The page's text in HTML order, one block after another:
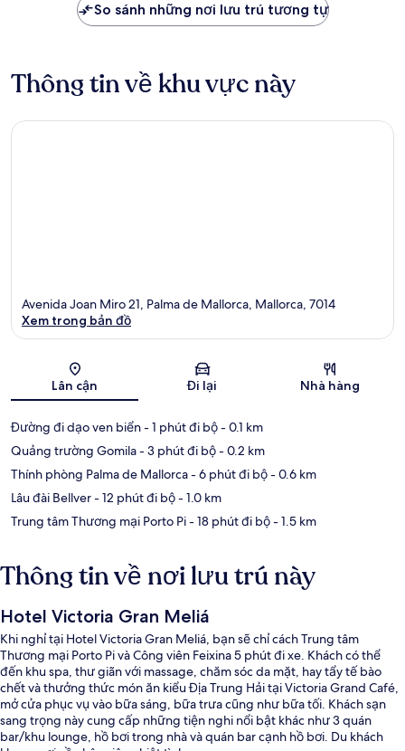
So sánh những nơi lưu trú tương tự
Thông tin về khu vực này
Bản đồ
Avenida Joan Miro 21, Palma de Mallorca, Mallorca, 7014
Xem trong bản đồ
Lân cận Đi lại Nhà hàng
Đường đi dạo ven biển- 1 phút đi bộ- 0.1 km
Quảng trường Gomila- 3 phút đi bộ- 0.2 km
Thính phòng Palma de Mallorca- 6 phút đi bộ- 0.6 km
Lâu đài Bellver- 12 phút đi bộ- 1.0 km
Trung tâm Thương mại Porto Pi- 18 phút đi bộ- 1.5 km
Thông tin về nơi lưu trú này
Hotel Victoria Gran Meliá
Khi nghỉ tại Hotel Victoria Gran Meliá, bạn sẽ chỉ cách Trung tâm
Thương mại Porto Pi và Công viên Feixina 5 phút đi xe. Khách có thể
đến khu spa, thư giãn với massage, chăm sóc da mặt, hay tẩy tế bào
chết và thưởng thức món ăn kiểu Địa Trung Hải tại Victoria Grand Café,
mở cửa phục vụ vào bữa sáng, bữa trưa cũng như bữa tối. Khách sạn
sang trọng này cung cấp những tiện nghi nổi bật khác như 3 quán
bar/khu lounge, hồ bơi trong nhà và quán bar cạnh hồ bơi. Du khách